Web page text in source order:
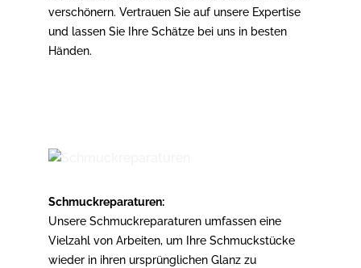
verschönern. Vertrauen Sie auf unsere Expertise
und lassen Sie Ihre Schätze bei uns in besten
Händen.
Schmuckreparaturen:
Unsere Schmuckreparaturen umfassen eine
Vielzahl von Arbeiten, um Ihre Schmuckstücke
wieder in ihren ursprünglichen Glanz zu